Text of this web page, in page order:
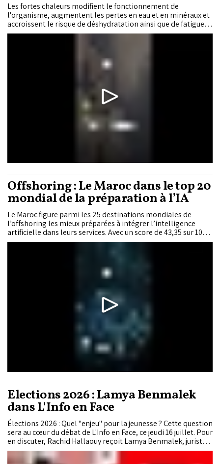
Les fortes chaleurs modifient le fonctionnement de
l'organisme, augmentent les pertes en eau et en minéraux et
accroissent le risque de déshydratation ainsi que de fatigue.
En période de canicule, il est recommandé de boire
l'eau comme boisson de référence.
Offshoring : Le Maroc dans le top 20
mondial de la préparation à l’IA
Le Maroc figure parmi les 25 destinations mondiales de
l’offshoring les mieux préparées à intégrer l’intelligence
artificielle dans leurs services. Avec un score de 43,35 sur 100,
le Royaume occupe la 19e place mondiale, la cinquième en
Afrique et la deuxième dans la région MENA.
Élections 2026 : Lamya Benmalek
dans L'Info en Face
Élections 2026 : Quel "enjeu" pour la jeunesse ? Cette question
sera au cœur du débat de L'Info en Face, ce jeudi 16 juillet. Pour
en discuter, Rachid Hallaouy reçoit Lamya Benmalek, juriste
et militante associative.